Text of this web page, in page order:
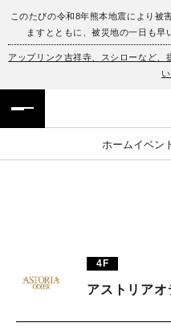
このたびの令和8年熊本地震により被
ますとともに、被災地の一日も早
アップリンク吉祥寺、スシローなど
ホームイベン
フロアガイド
イベント・ポップアッ
ニュース
PARCOメンバーズ
ENGLISH
簡体字
한국어
4F
アストリア